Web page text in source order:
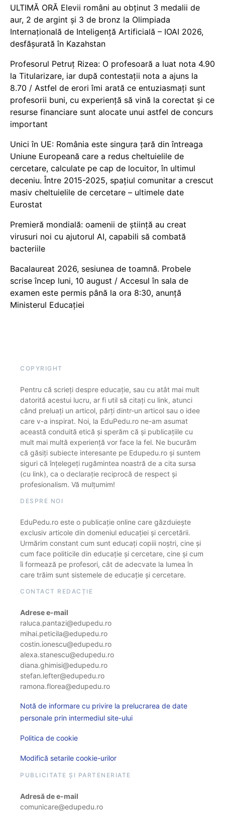
ULTIMĂ ORĂ Elevii români au obținut 3 medalii de
aur, 2 de argint și 3 de bronz la Olimpiada
Internațională de Inteligență Artificială – IOAI 2026,
desfășurată în Kazahstan
Profesorul Petruț Rizea: O profesoară a luat nota 4.90
la Titularizare, iar după contestații nota a ajuns la
8.70 / Astfel de erori îmi arată ce entuziasmați sunt
profesorii buni, cu experiență să vină la corectat și ce
resurse financiare sunt alocate unui astfel de concurs
important
Unici în UE: România este singura țară din întreaga
Uniune Europeană care a redus cheltuielile de
cercetare, calculate pe cap de locuitor, în ultimul
deceniu. Între 2015-2025, spațiul comunitar a crescut
masiv cheltuielile de cercetare – ultimele date
Eurostat
Premieră mondială: oamenii de știință au creat
virusuri noi cu ajutorul AI, capabili să combată
bacteriile
Bacalaureat 2026, sesiunea de toamnă. Probele
scrise încep luni, 10 august / Accesul în sala de
examen este permis până la ora 8:30, anunță
Ministerul Educației
COPYRIGHT
Pentru că scrieți despre educație, sau cu atât mai mult
datorită acestui lucru, ar fi util să citați cu link, atunci
când preluați un articol, părți dintr-un articol sau o idee
care v-a inspirat. Noi, la EduPedu.ro ne-am asumat
această conduită etică și sperăm că și publicațiile cu
mult mai multă experiență vor face la fel. Ne bucurăm
că găsiți subiecte interesante pe Edupedu.ro și suntem
siguri că înțelegeți rugămintea noastră de a cita sursa
(cu link), ca o declarație reciprocă de respect și
profesionalism. Vă mulțumim!
DESPRE NOI
EduPedu.ro este o publicație online care găzduiește
exclusiv articole din domeniul educației și cercetării.
Urmărim constant cum sunt educați copiii noștri, cine și
cum face politicile din educație și cercetare, cine și cum
îi formează pe profesori, cât de adecvate la lumea în
care trăim sunt sistemele de educație și cercetare.
CONTACT REDACȚIE
Adrese e-mail
raluca.pantazi@edupedu.ro
mihai.peticila@edupedu.ro
costin.ionescu@edupedu.ro
alexa.stanescu@edupedu.ro
diana.ghimisi@edupedu.ro
stefan.lefter@edupedu.ro
ramona.florea@edupedu.ro
Notă de informare cu privire la prelucrarea de date
personale prin intermediul site-ului
Politica de cookie
Modifică setarile cookie-urilor
PUBLICITATE ȘI PARTENERIATE
Adresă de e-mail
comunicare@edupedu.ro